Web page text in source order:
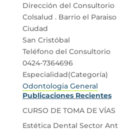
Dirección del Consultorio
Colsalud . Barrio el Paraiso
Ciudad
San Cristóbal
Teléfono del Consultorio
0424-7364696
Especialidad(Categoría)
Odontologia General
Publicaciones Recientes
CURSO DE TOMA DE VÍAS
Estética Dental Sector